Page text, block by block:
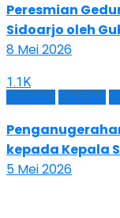
Peresmian
Sidoarjo oleh
8 Mei 2026
1.1K
Featured Prestasi
kepada Kepala
5 Mei 2026